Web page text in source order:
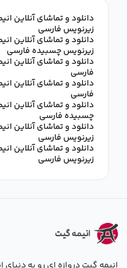
زیرنویس فارسی
زیرنویس چسبیده فارسی
فارسی
دانلود و تماشای آنلاین
فارسی
دانلود و تماشای آنلاین
چسبیده فارسی
زیرنویس فارسی
زیرنویس فارسی